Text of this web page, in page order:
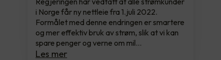
i Norge får ny nettleie fra 1.juli 2022.
Formålet med denne endringen er smartere
og mer effektiv bruk av strøm, slik at vi kan
spare penger og verne om mil…
Les mer